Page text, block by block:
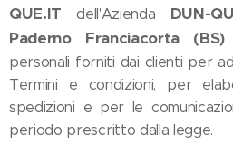
QUE.IT dell'Azienda DUN-
Paderno Franciacorta (BS)
personali forniti dai clienti per
Termini e condizioni, per
spedizioni e per le
periodo prescritto dalla legge.